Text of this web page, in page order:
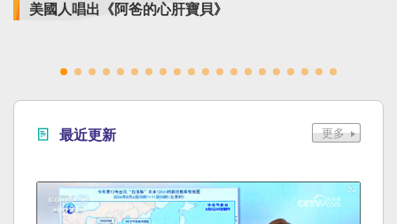
美國人唱出《阿爸的心肝寶貝》
最近更新